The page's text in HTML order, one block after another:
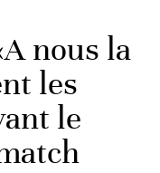
nous la
les
le